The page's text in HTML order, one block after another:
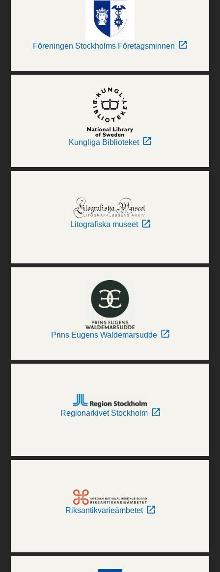
Föreningen Stockholms Företagsminnen
Kungliga Biblioteket
Litografiska museet
Prins Eugens Waldemarsudde
Regionarkivet Stockholm
Riksantikvarieämbetet